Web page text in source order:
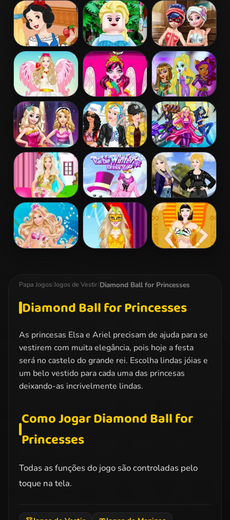
Barbie
Mermaid
Princess
Couples New
Year Party
Ladybug
Wedding Royal
Guests
Snow White
Patchwork
Dress
Lego Princesses Ladybug Sauna
Realife
Barbie Love
Dress Up
Draculaura
Princess Dress
Up
Princess Vs
Monster
Supermodel
Battle
Disney Princess
Fashion Prom
Princesses
Sporty & Funky
Day
Barbara Spy
Squad Dress up
Barbie Bride
Dress Up
Barbie Winter
Dress Up
Princess
Coachella Style
Dress 2
Up
Papa Jogos/Jogos de Vestir/Diamond Ball for Princesses
Diamond Ball for Princesses
As princesas Elsa e Ariel precisam de ajuda para se
vestirem com muita elegância, pois hoje a festa
será no castelo do grande rei. Escolha lindas jóias e
um belo vestido para cada uma das princesas
deixando-as incrivelmente lindas.
Como Jogar Diamond Ball for
Princesses
Todas as funções do jogo são controladas pelo
toque na tela.